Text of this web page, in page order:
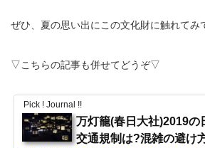
ぜひ、夏の思い出にこの文化財に触れてみ
▽こちらの記事も併せてどうぞ▽
Pick ! Journal !!
万灯籠(春日大社)2019の
交通規制は?混雑の避け